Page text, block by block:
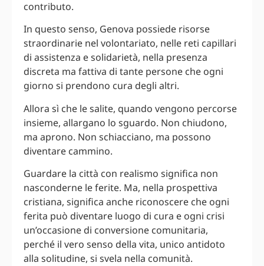
contributo.
In questo senso, Genova possiede risorse
straordinarie nel volontariato, nelle reti capillari
di assistenza e solidarietà, nella presenza
discreta ma fattiva di tante persone che ogni
giorno si prendono cura degli altri.
Allora sì che le salite, quando vengono percorse
insieme, allargano lo sguardo. Non chiudono,
ma aprono. Non schiacciano, ma possono
diventare cammino.
Guardare la città con realismo significa non
nasconderne le ferite. Ma, nella prospettiva
cristiana, significa anche riconoscere che ogni
ferita può diventare luogo di cura e ogni crisi
un’occasione di conversione comunitaria,
perché il vero senso della vita, unico antidoto
alla solitudine, si svela nella comunità.